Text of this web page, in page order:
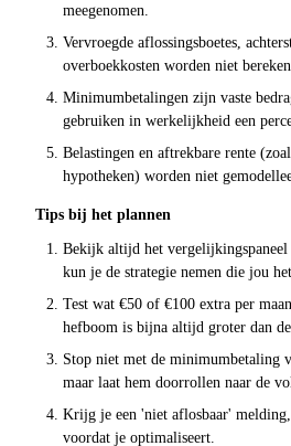
meegenomen.
Vervroegde aflossingsboetes,
overboekkosten worden niet
Minimumbetalingen zijn vaste
gebruiken in werkelijkheid een
Belastingen en aftrekbare rente
hypotheken) worden niet
Tips bij het plannen
Bekijk altijd het
kun je de strategie nemen die jou
Test wat €50 of €100 extra per
hefboom is bijna altijd groter dan de
Stop niet met de minimumbetaling
maar laat hem doorrollen naar de
Krijg je een 'niet aflosbaar'
voordat je optimaliseert.